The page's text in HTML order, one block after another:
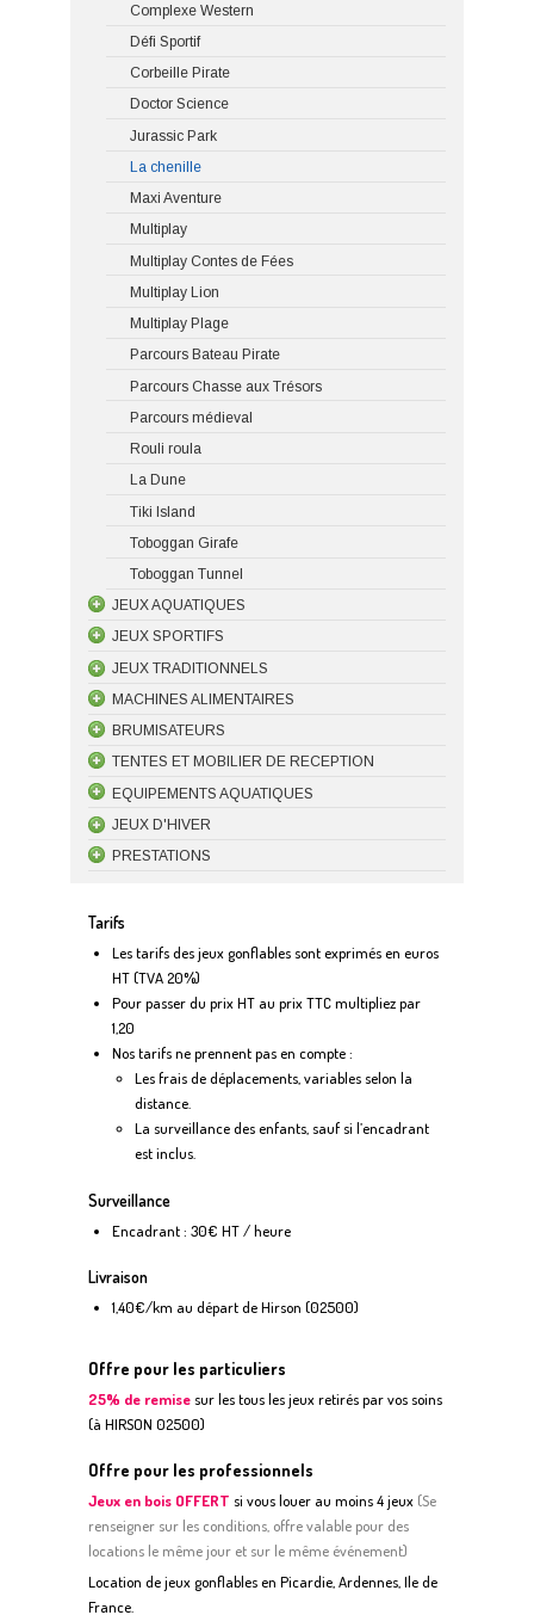
Complexe Western
Défi Sportif
Corbeille Pirate
Doctor Science
Jurassic Park
La chenille
Maxi Aventure
Multiplay
Multiplay Contes de Fées
Multiplay Lion
Multiplay Plage
Parcours Bateau Pirate
Parcours Chasse aux Trésors
Parcours médieval
Rouli roula
La Dune
Tiki Island
Toboggan Girafe
Toboggan Tunnel
JEUX AQUATIQUES
JEUX SPORTIFS
JEUX TRADITIONNELS
MACHINES ALIMENTAIRES
BRUMISATEURS
TENTES ET MOBILIER DE RECEPTION
EQUIPEMENTS AQUATIQUES
JEUX D'HIVER
PRESTATIONS
Tarifs
Les tarifs des jeux gonflables sont exprimés en euros
HT (TVA 20%)
Pour passer du prix HT au prix TTC multipliez par
1,20
Nos tarifs ne prennent pas en compte :
Les frais de déplacements, variables selon la
distance.
La surveillance des enfants, sauf si l’encadrant
est inclus.
Surveillance
Encadrant : 30€ HT / heure
Livraison
1,40€/km au départ de Hirson (02500)
Offre pour les particuliers
25% de remise sur les tous les jeux retirés par vos soins
(à HIRSON 02500)
Offre pour les professionnels
Jeux en bois OFFERT si vous louer au moins 4 jeux (Se
renseigner sur les conditions, offre valable pour des
locations le même jour et sur le même événement)
Location de jeux gonflables en Picardie, Ardennes, Ile de
France.